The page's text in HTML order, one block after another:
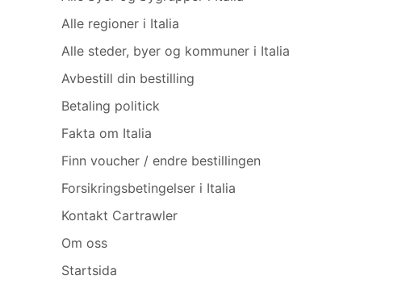
Alle regioner i Italia
Alle steder, byer og kommuner i Italia
Avbestill din bestilling
Betaling politick
Fakta om Italia
Finn voucher / endre bestillingen
Forsikringsbetingelser i Italia
Kontakt Cartrawler
Om oss
Startsida